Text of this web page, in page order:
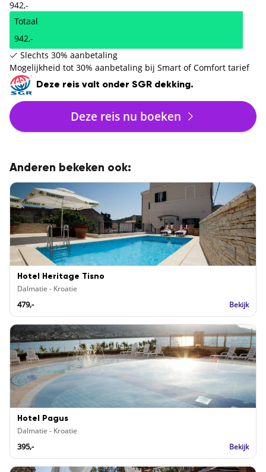
942,-
Totaal
942,-
Slechts 30% aanbetaling
Mogelijkheid tot 30% aanbetaling bij Smart of Comfort tarief
Deze reis valt onder SGR dekking.
Deze reis nu boeken
Anderen bekeken ook:
Hotel Heritage Tisno
Dalmatie - Kroatie
479,- Bekijk
Hotel Pagus
Dalmatie - Kroatie
395,- Bekijk